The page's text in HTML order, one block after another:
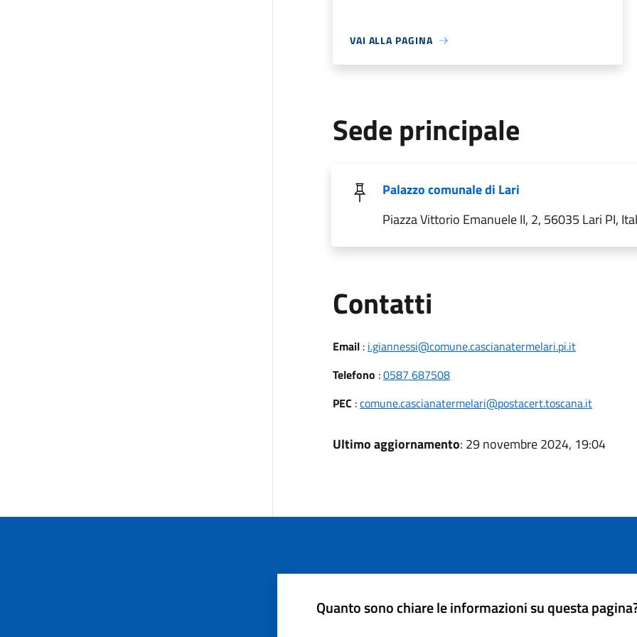
VAI ALLA PAGINA
Sede principale
Palazzo comunale di Lari
Piazza Vittorio Emanuele II, 2, 56035 Lari PI,
Contatti
Email: i.giannessi@comune.cascianatermelari.pi.it
Telefono :0587 687508
PEC :comune.cascianatermelari@postacert.toscana.it
Ultimo aggiornamento: 29 novembre 2024, 19:04
Quanto sono chiare le informazioni su questa